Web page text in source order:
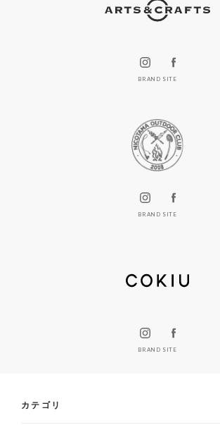
BRAND SITE
BRAND SITE
BRAND SITE
カテゴリ